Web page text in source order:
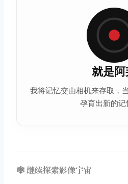
就是阿
我将记忆交由相机来存取，
孕育出新的记
🕸️ 继续探索影像宇宙